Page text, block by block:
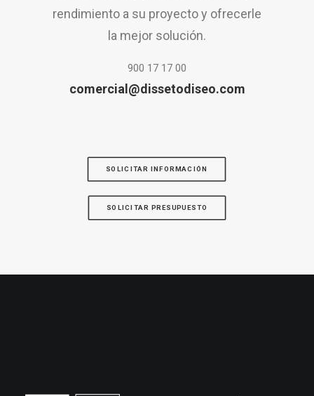
rendimiento a su proyecto y ofrecerle
la mejor solución.
900 17 17 00
comercial@dissetodiseo.com
SOLICITAR INFORMACIÓN
SOLICITAR PRESUPUESTO